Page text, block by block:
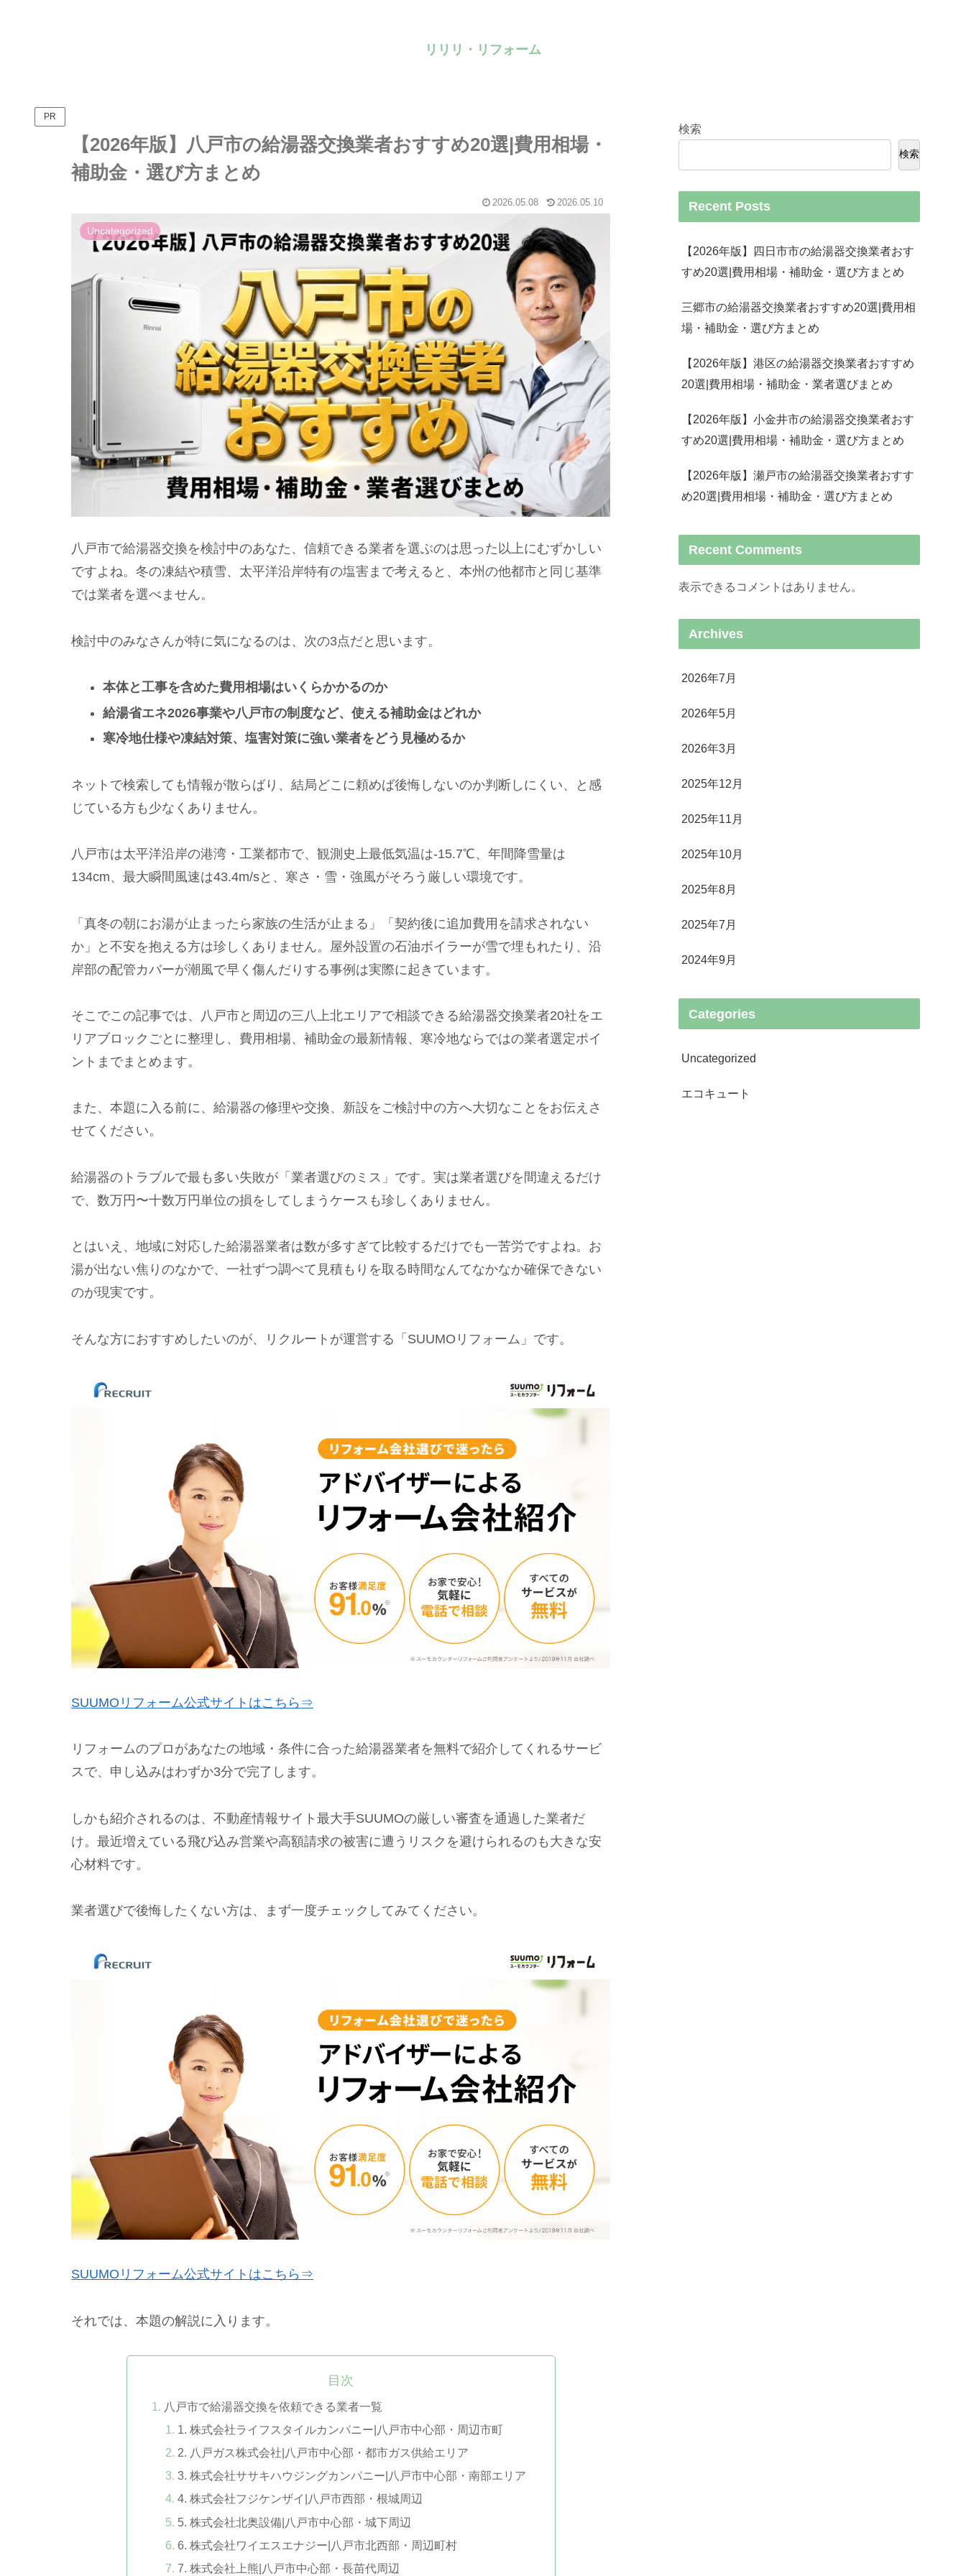
リリリ・リフォーム
PR
【2026年版】八戸市の給湯器交換業者おすすめ20選|費用相場・
補助金・選び方まとめ
2026.05.08 2026.05.10
Uncategorized
八戸市で給湯器交換を検討中のあなた、信頼できる業者を選ぶのは思った以上にむずかしい
ですよね。冬の凍結や積雪、太平洋沿岸特有の塩害まで考えると、本州の他都市と同じ基準
では業者を選べません。
検討中のみなさんが特に気になるのは、次の3点だと思います。
本体と工事を含めた費用相場はいくらかかるのか
給湯省エネ2026事業や八戸市の制度など、使える補助金はどれか
寒冷地仕様や凍結対策、塩害対策に強い業者をどう見極めるか
ネットで検索しても情報が散らばり、結局どこに頼めば後悔しないのか判断しにくい、と感
じている方も少なくありません。
八戸市は太平洋沿岸の港湾・工業都市で、観測史上最低気温は-15.7℃、年間降雪量は
134cm、最大瞬間風速は43.4m/sと、寒さ・雪・強風がそろう厳しい環境です。
「真冬の朝にお湯が止まったら家族の生活が止まる」「契約後に追加費用を請求されない
か」と不安を抱える方は珍しくありません。屋外設置の石油ボイラーが雪で埋もれたり、沿
岸部の配管カバーが潮風で早く傷んだりする事例は実際に起きています。
そこでこの記事では、八戸市と周辺の三八上北エリアで相談できる給湯器交換業者20社をエ
リアブロックごとに整理し、費用相場、補助金の最新情報、寒冷地ならではの業者選定ポイ
ントまでまとめます。
また、本題に入る前に、給湯器の修理や交換、新設をご検討中の方へ大切なことをお伝えさ
せてください。
給湯器のトラブルで最も多い失敗が「業者選びのミス」です。実は業者選びを間違えるだけ
で、数万円〜十数万円単位の損をしてしまうケースも珍しくありません。
とはいえ、地域に対応した給湯器業者は数が多すぎて比較するだけでも一苦労ですよね。お
湯が出ない焦りのなかで、一社ずつ調べて見積もりを取る時間なんてなかなか確保できない
のが現実です。
そんな方におすすめしたいのが、リクルートが運営する「SUUMOリフォーム」です。
SUUMOリフォーム公式サイトはこちら⇒
リフォームのプロがあなたの地域・条件に合った給湯器業者を無料で紹介してくれるサービ
スで、申し込みはわずか3分で完了します。
しかも紹介されるのは、不動産情報サイト最大手SUUMOの厳しい審査を通過した業者だ
け。最近増えている飛び込み営業や高額請求の被害に遭うリスクを避けられるのも大きな安
心材料です。
業者選びで後悔したくない方は、まず一度チェックしてみてください。
SUUMOリフォーム公式サイトはこちら⇒
それでは、本題の解説に入ります。
目次
八戸市で給湯器交換を依頼できる業者一覧
1. 株式会社ライフスタイルカンパニー|八戸市中心部・周辺市町
2. 八戸ガス株式会社|八戸市中心部・都市ガス供給エリア
3. 株式会社ササキハウジングカンパニー|八戸市中心部・南部エリア
4. 株式会社フジケンザイ|八戸市西部・根城周辺
5. 株式会社北奥設備|八戸市中心部・城下周辺
6. 株式会社ワイエスエナジー|八戸市北西部・周辺町村
7. 株式会社上熊|八戸市中心部・長苗代周辺
検索
検索
Recent Posts
【2026年版】四日市市の給湯器交換業者おす
すめ20選|費用相場・補助金・選び方まとめ
三郷市の給湯器交換業者おすすめ20選|費用相
場・補助金・選び方まとめ
【2026年版】港区の給湯器交換業者おすすめ
20選|費用相場・補助金・業者選びまとめ
【2026年版】小金井市の給湯器交換業者おす
すめ20選|費用相場・補助金・選び方まとめ
【2026年版】瀬戸市の給湯器交換業者おすす
め20選|費用相場・補助金・選び方まとめ
Recent Comments
表示できるコメントはありません。
Archives
2026年7月
2026年5月
2026年3月
2025年12月
2025年11月
2025年10月
2025年8月
2025年7月
2024年9月
Categories
Uncategorized
エコキュート